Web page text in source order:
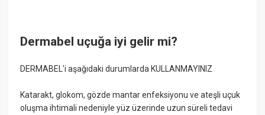
Dermabel uçuğa iyi gelir mi?
DERMABEL'i aşağıdaki durumlarda KULLANMAYINIZ
Katarakt, glokom, gözde mantar enfeksiyonu ve ateşli uçuk
oluşma ihtimali nedeniyle yüz üzerinde uzun süreli tedavi